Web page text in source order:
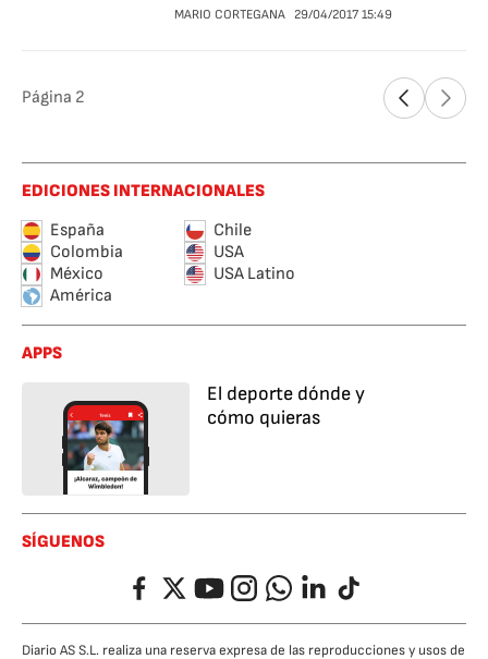
MARIO CORTEGANA 29/04/2017 15:49
Página 2
EDICIONES INTERNACIONALES
España
Chile
Colombia
USA
México
USA Latino
América
APPS
El deporte dónde y
cómo quieras
SÍGUENOS
FacebookTwitterYouTubeInstagramWhatsappLinkedIn
TikTok
Diario AS S.L. realiza una reserva expresa de las reproducciones y usos de